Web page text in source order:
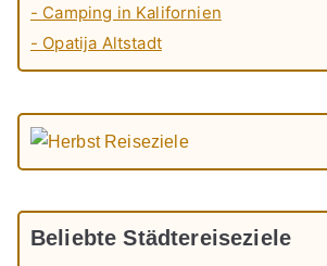
- Camping in Kalifornien
- Opatija Altstadt
Beliebte Städtereiseziele